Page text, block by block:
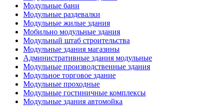
Модульные бани
Модульные раздевалки
Модульные жилые здания
Мобильно модульные здания
Модульный штаб строительства
Модульные здания магазины
Административные здания модульные
Модульные производственные здания
Модульное торговое здание
Модульные проходные
Модульные гостиничные комплексы
Модульные здания автомойка